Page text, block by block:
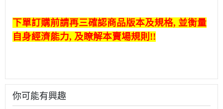
下單訂購前請再三確認商品版本及規格, 並衡量
自身經濟能力, 及瞭解本賣場規則!!
你可能有興趣